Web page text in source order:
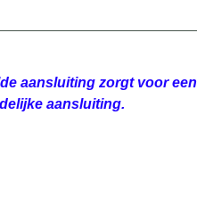
aansluiting zorgt voor een
aansluiting.